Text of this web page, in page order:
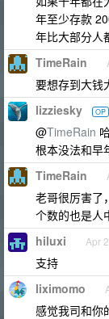
年至少存款
年比大部分人
TimeRain
要想存到大钱
lizziesky OP
@TimeRain
根本没法和早
TimeRain
老哥很厉害了
个数的也是人
hiluxi Apr
支持
liximomo
感觉我司和你